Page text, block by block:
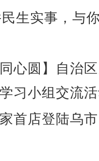
生实事，与
同心圆】自治
习小组交流
首店登陆乌
漠湖泊黄家梁海